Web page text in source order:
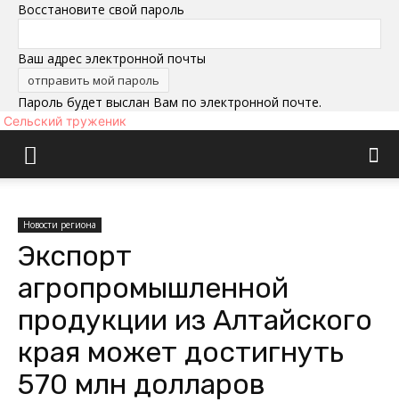
Восстановите свой пароль
Ваш адрес электронной почты
Пароль будет выслан Вам по электронной почте.
Сельский труженик
Новости региона
Экспорт
агропромышленной
продукции из Алтайского
края может достигнуть
570 млн долларов